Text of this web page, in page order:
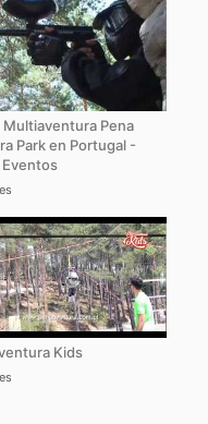
Multiaventura Pena
Park en Portugal -
Kids